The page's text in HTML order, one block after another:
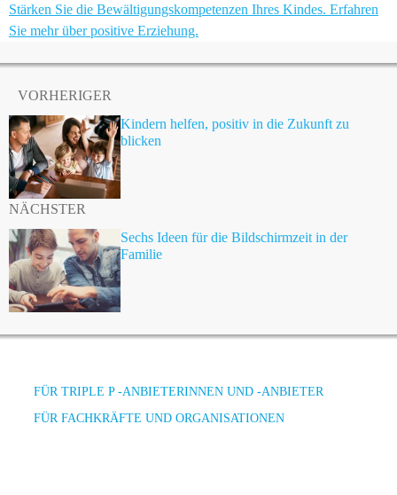
Stärken Sie die Bewältigungskompetenzen Ihres Kindes. Erfahren
Sie mehr über positive Erziehung.
VORHERIGER
Kindern helfen, positiv in die Zukunft zu
blicken
NÄCHSTER
Sechs Ideen für die Bildschirmzeit in der
Familie
FÜR TRIPLE P -ANBIETERINNEN UND -ANBIETER
FÜR FACHKRÄFTE UND ORGANISATIONEN